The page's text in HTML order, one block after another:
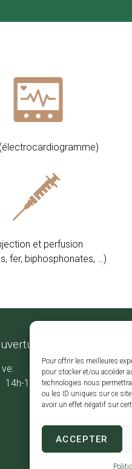
Pour offrir les meilleures
pour stocker et/ou accéder
technologies nous
ou les ID uniques sur ce
avoir un effet négatif sur
ACCEPTER
et perfusion
fer, biphosphonates, …)
secrétariat
14h-16h30